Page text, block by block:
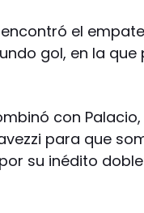
el
gol, en la
con
para que
su inédito